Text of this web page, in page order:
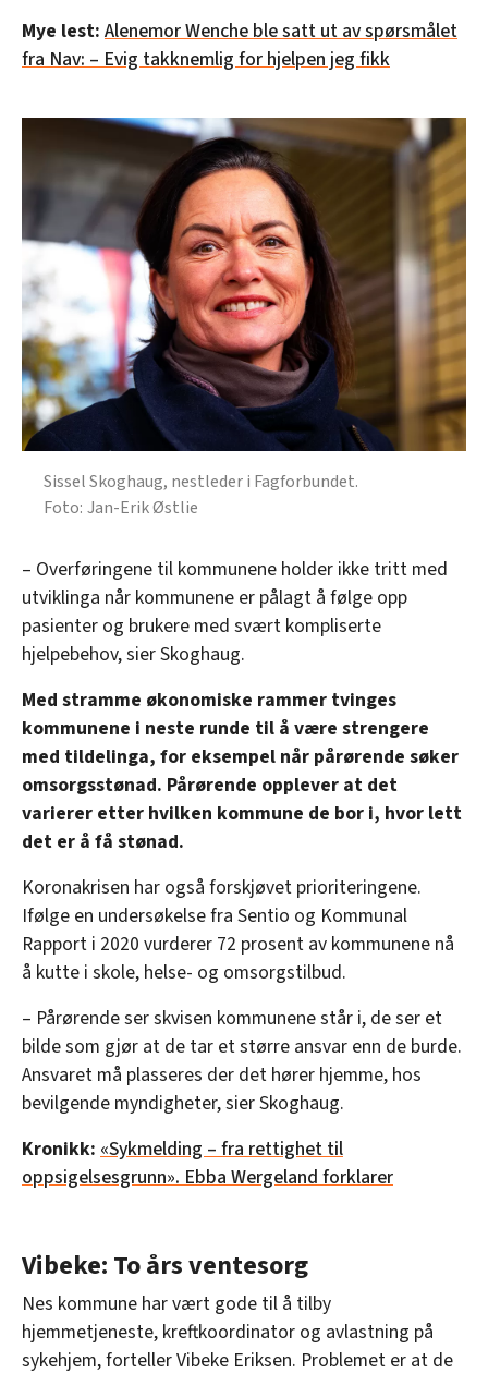
Mye lest: Alenemor Wenche ble satt ut av spørsmålet
fra Nav: – Evig takknemlig for hjelpen jeg fikk
Sissel Skoghaug, nestleder i Fagforbundet.
Jan-Erik Østlie
– Overføringene til kommunene holder ikke tritt med
utviklinga når kommunene er pålagt å følge opp
pasienter og brukere med svært kompliserte
hjelpebehov, sier Skoghaug.
Med stramme økonomiske rammer tvinges
kommunene i neste runde til å være strengere
med tildelinga, for eksempel når pårørende søker
omsorgsstønad. Pårørende opplever at det
varierer etter hvilken kommune de bor i, hvor lett
det er å få stønad.
Koronakrisen har også forskjøvet prioriteringene.
Ifølge en undersøkelse fra Sentio og Kommunal
Rapport i 2020 vurderer 72 prosent av kommunene nå
å kutte i skole, helse- og omsorgstilbud.
– Pårørende ser skvisen kommunene står i, de ser et
bilde som gjør at de tar et større ansvar enn de burde.
Ansvaret må plasseres der det hører hjemme, hos
bevilgende myndigheter, sier Skoghaug.
Kronikk: «Sykmelding – fra rettighet til
oppsigelsesgrunn». Ebba Wergeland forklarer
Vibeke: To års ventesorg
Nes kommune har vært gode til å tilby
hjemmetjeneste, kreftkoordinator og avlastning på
sykehjem, forteller Vibeke Eriksen. Problemet er at de